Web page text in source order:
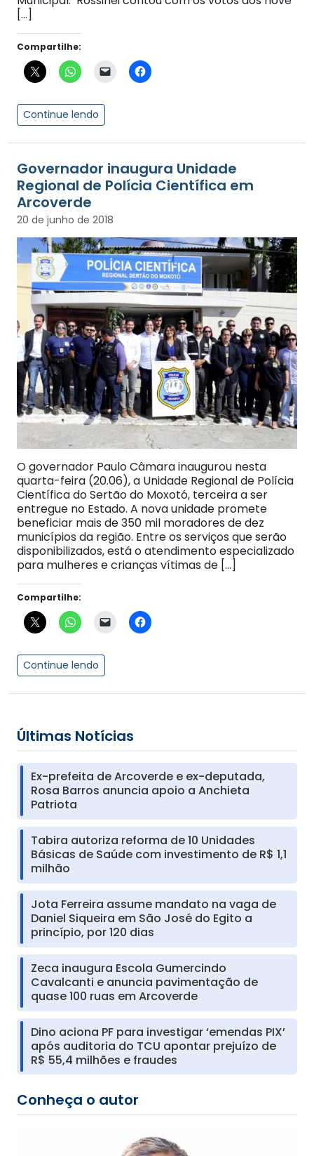
[…]
Compartilhe:
Continue lendo
Governador inaugura Unidade
Regional de Polícia Científica em
Arcoverde
20 de junho de 2018
O governador Paulo Câmara inaugurou nesta
quarta-feira (20.06), a Unidade Regional de Polícia
Científica do Sertão do Moxotó, terceira a ser
entregue no Estado. A nova unidade promete
beneficiar mais de 350 mil moradores de dez
municípios da região. Entre os serviços que serão
disponibilizados, está o atendimento especializado
para mulheres e crianças vítimas de […]
Compartilhe:
Continue lendo
Últimas Notícias
Ex-prefeita de Arcoverde e ex-deputada,
Rosa Barros anuncia apoio a Anchieta
Patriota
Tabira autoriza reforma de 10 Unidades
Básicas de Saúde com investimento de R$ 1,1
milhão
Jota Ferreira assume mandato na vaga de
Daniel Siqueira em São José do Egito a
princípio, por 120 dias
Zeca inaugura Escola Gumercindo
Cavalcanti e anuncia pavimentação de
quase 100 ruas em Arcoverde
Dino aciona PF para investigar ‘emendas PIX’
após auditoria do TCU apontar prejuízo de
R$ 55,4 milhões e fraudes
Conheça o autor